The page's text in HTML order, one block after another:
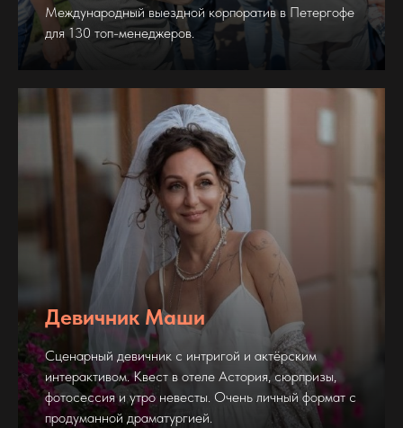
Международный выездной корпоратив в Петергофе
для 130 топ-менеджеров.
Девичник Маши
Сценарный девичник с интригой и актёрским
интерактивом. Квест в отеле Астория, сюрпризы,
фотосессия и утро невесты. Очень личный формат с
продуманной драматургией.